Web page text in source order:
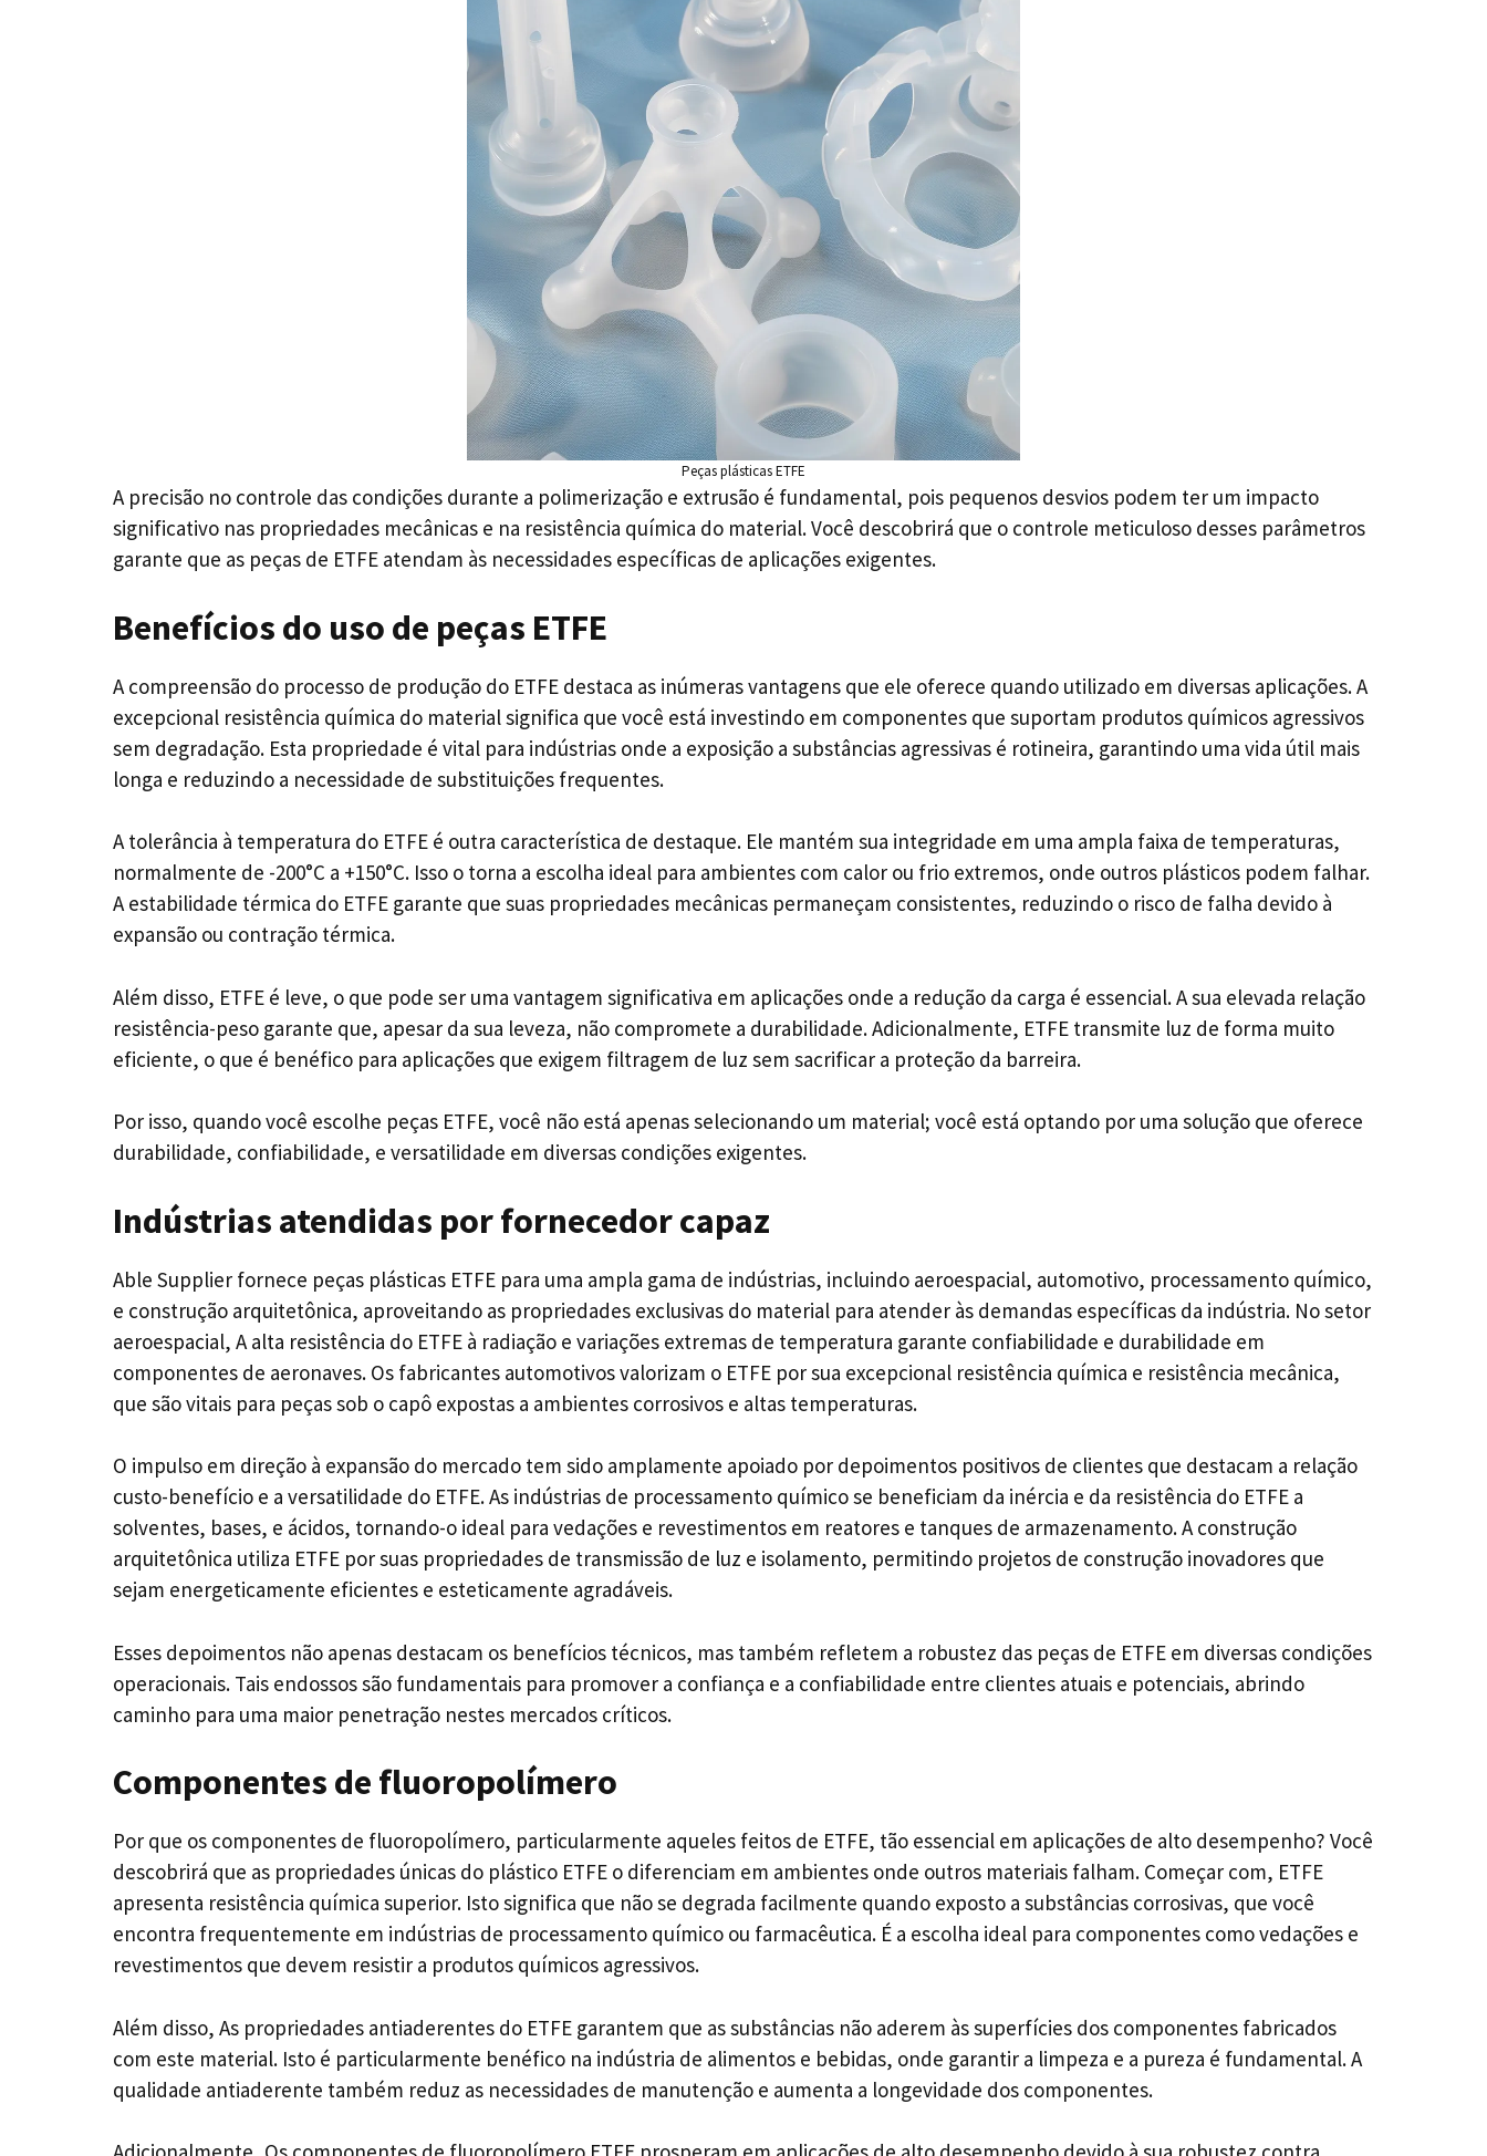
Peças plásticas ETFE
A precisão no controle das condições durante a polimerização e extrusão é fundamental, pois pequenos desvios podem ter um impacto
significativo nas propriedades mecânicas e na resistência química do material. Você descobrirá que o controle meticuloso desses parâmetros
garante que as peças de ETFE atendam às necessidades específicas de aplicações exigentes.
Benefícios do uso de peças ETFE
A compreensão do processo de produção do ETFE destaca as inúmeras vantagens que ele oferece quando utilizado em diversas aplicações. A
excepcional resistência química do material significa que você está investindo em componentes que suportam produtos químicos agressivos
sem degradação. Esta propriedade é vital para indústrias onde a exposição a substâncias agressivas é rotineira, garantindo uma vida útil mais
longa e reduzindo a necessidade de substituições frequentes.
A tolerância à temperatura do ETFE é outra característica de destaque. Ele mantém sua integridade em uma ampla faixa de temperaturas,
normalmente de -200°C a +150°C. Isso o torna a escolha ideal para ambientes com calor ou frio extremos, onde outros plásticos podem falhar.
A estabilidade térmica do ETFE garante que suas propriedades mecânicas permaneçam consistentes, reduzindo o risco de falha devido à
expansão ou contração térmica.
Além disso, ETFE é leve, o que pode ser uma vantagem significativa em aplicações onde a redução da carga é essencial. A sua elevada relação
resistência-peso garante que, apesar da sua leveza, não compromete a durabilidade. Adicionalmente, ETFE transmite luz de forma muito
eficiente, o que é benéfico para aplicações que exigem filtragem de luz sem sacrificar a proteção da barreira.
Por isso, quando você escolhe peças ETFE, você não está apenas selecionando um material; você está optando por uma solução que oferece
durabilidade, confiabilidade, e versatilidade em diversas condições exigentes.
Indústrias atendidas por fornecedor capaz
Able Supplier fornece peças plásticas ETFE para uma ampla gama de indústrias, incluindo aeroespacial, automotivo, processamento químico,
e construção arquitetônica, aproveitando as propriedades exclusivas do material para atender às demandas específicas da indústria. No setor
aeroespacial, A alta resistência do ETFE à radiação e variações extremas de temperatura garante confiabilidade e durabilidade em
componentes de aeronaves. Os fabricantes automotivos valorizam o ETFE por sua excepcional resistência química e resistência mecânica,
que são vitais para peças sob o capô expostas a ambientes corrosivos e altas temperaturas.
O impulso em direção à expansão do mercado tem sido amplamente apoiado por depoimentos positivos de clientes que destacam a relação
custo-benefício e a versatilidade do ETFE. As indústrias de processamento químico se beneficiam da inércia e da resistência do ETFE a
solventes, bases, e ácidos, tornando-o ideal para vedações e revestimentos em reatores e tanques de armazenamento. A construção
arquitetônica utiliza ETFE por suas propriedades de transmissão de luz e isolamento, permitindo projetos de construção inovadores que
sejam energeticamente eficientes e esteticamente agradáveis.
Esses depoimentos não apenas destacam os benefícios técnicos, mas também refletem a robustez das peças de ETFE em diversas condições
operacionais. Tais endossos são fundamentais para promover a confiança e a confiabilidade entre clientes atuais e potenciais, abrindo
caminho para uma maior penetração nestes mercados críticos.
Componentes de fluoropolímero
Por que os componentes de fluoropolímero, particularmente aqueles feitos de ETFE, tão essencial em aplicações de alto desempenho? Você
descobrirá que as propriedades únicas do plástico ETFE o diferenciam em ambientes onde outros materiais falham. Começar com, ETFE
apresenta resistência química superior. Isto significa que não se degrada facilmente quando exposto a substâncias corrosivas, que você
encontra frequentemente em indústrias de processamento químico ou farmacêutica. É a escolha ideal para componentes como vedações e
revestimentos que devem resistir a produtos químicos agressivos.
Além disso, As propriedades antiaderentes do ETFE garantem que as substâncias não aderem às superfícies dos componentes fabricados
com este material. Isto é particularmente benéfico na indústria de alimentos e bebidas, onde garantir a limpeza e a pureza é fundamental. A
qualidade antiaderente também reduz as necessidades de manutenção e aumenta a longevidade dos componentes.